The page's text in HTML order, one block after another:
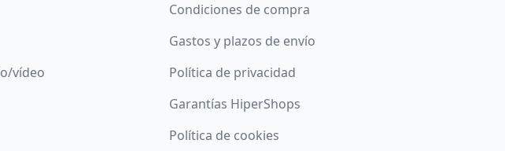
vídeo
Condiciones de compra
Gastos y plazos de envío
Política de privacidad
Garantías HiperShops
Política de cookies